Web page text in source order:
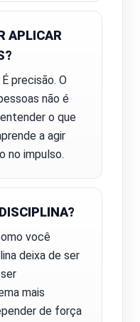
APLICAR
precisão. O
não é
o que
a agir
no impulso.
você
deixa de ser
mais
de força